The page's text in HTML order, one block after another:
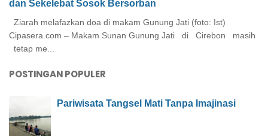
dan Sekelebat Sosok Bersorban
Ziarah melafazkan doa di makam Gunung Jati (foto: Ist)
Cipasera.com – Makam Sunan Gunung Jati di Cirebon masih
tetap me...
POSTINGAN POPULER
Pariwisata Tangsel Mati Tanpa Imajinasi